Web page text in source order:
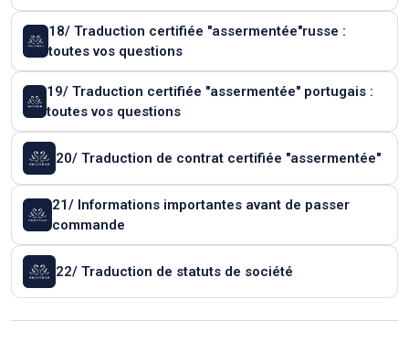
18/ Traduction certifiée "assermentée"russe :
toutes vos questions
19/ Traduction certifiée "assermentée" portugais :
toutes vos questions
20/ Traduction de contrat certifiée "assermentée"
21/ Informations importantes avant de passer
commande
22/ Traduction de statuts de société